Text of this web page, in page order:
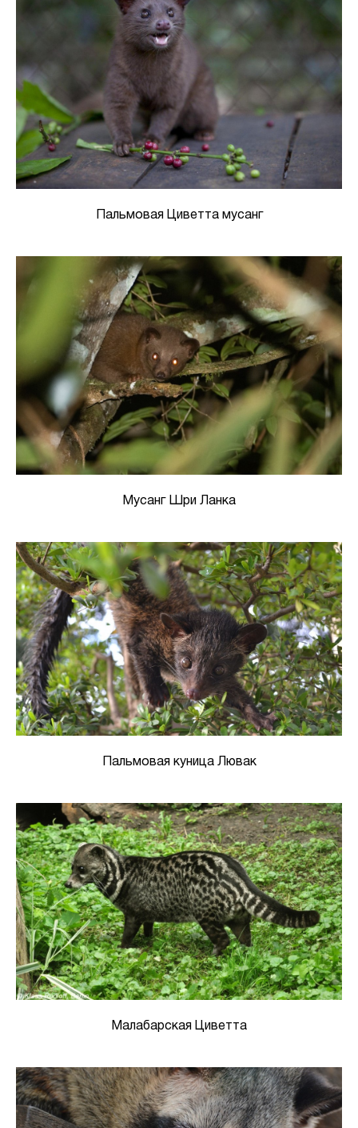
Пальмовая Циветта мусанг
Мусанг Шри Ланка
Пальмовая куница Лювак
Малабарская Циветта